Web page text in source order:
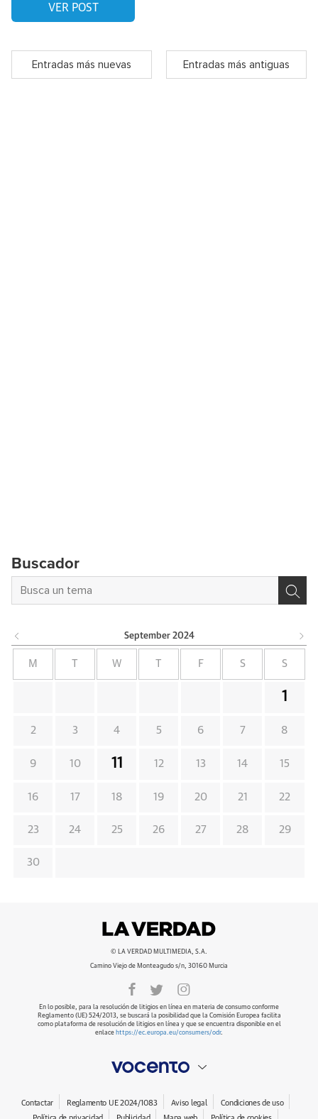
VER POST
Entradas más nuevas Entradas más antiguas
Buscador
September 2024
M W F S S
1
2 3 4 5 6 7 8
9 10 11 12 13 14 15
16 17 18 19 20 21 22
23 24 25 26 27 28 29
30
© LA VERDAD MULTIMEDIA, S.A.
Camino Viejo de Monteagudo s/n, 30160 Murcia
En lo posible, para la resolución de litigios en línea en materia de consumo conforme
Reglamento (UE) 524/2013, se buscará la posibilidad que la Comisión Europea facilita
como plataforma de resolución de litigios en línea y que se encuentra disponible en el
enlace https://ec.europa.eu/consumers/odr.
Contactar Reglamento UE 2024/1083 Aviso legal
Condiciones de uso